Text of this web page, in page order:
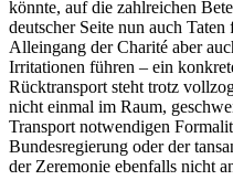
könnte, auf die zahlreichen
deutscher Seite nun auch
Alleingang der Charité aber
Irritationen führen – ein
Rücktransport steht trotz
nicht einmal im Raum,
Transport notwendigen
Bundesregierung oder der
der Zeremonie ebenfalls nicht